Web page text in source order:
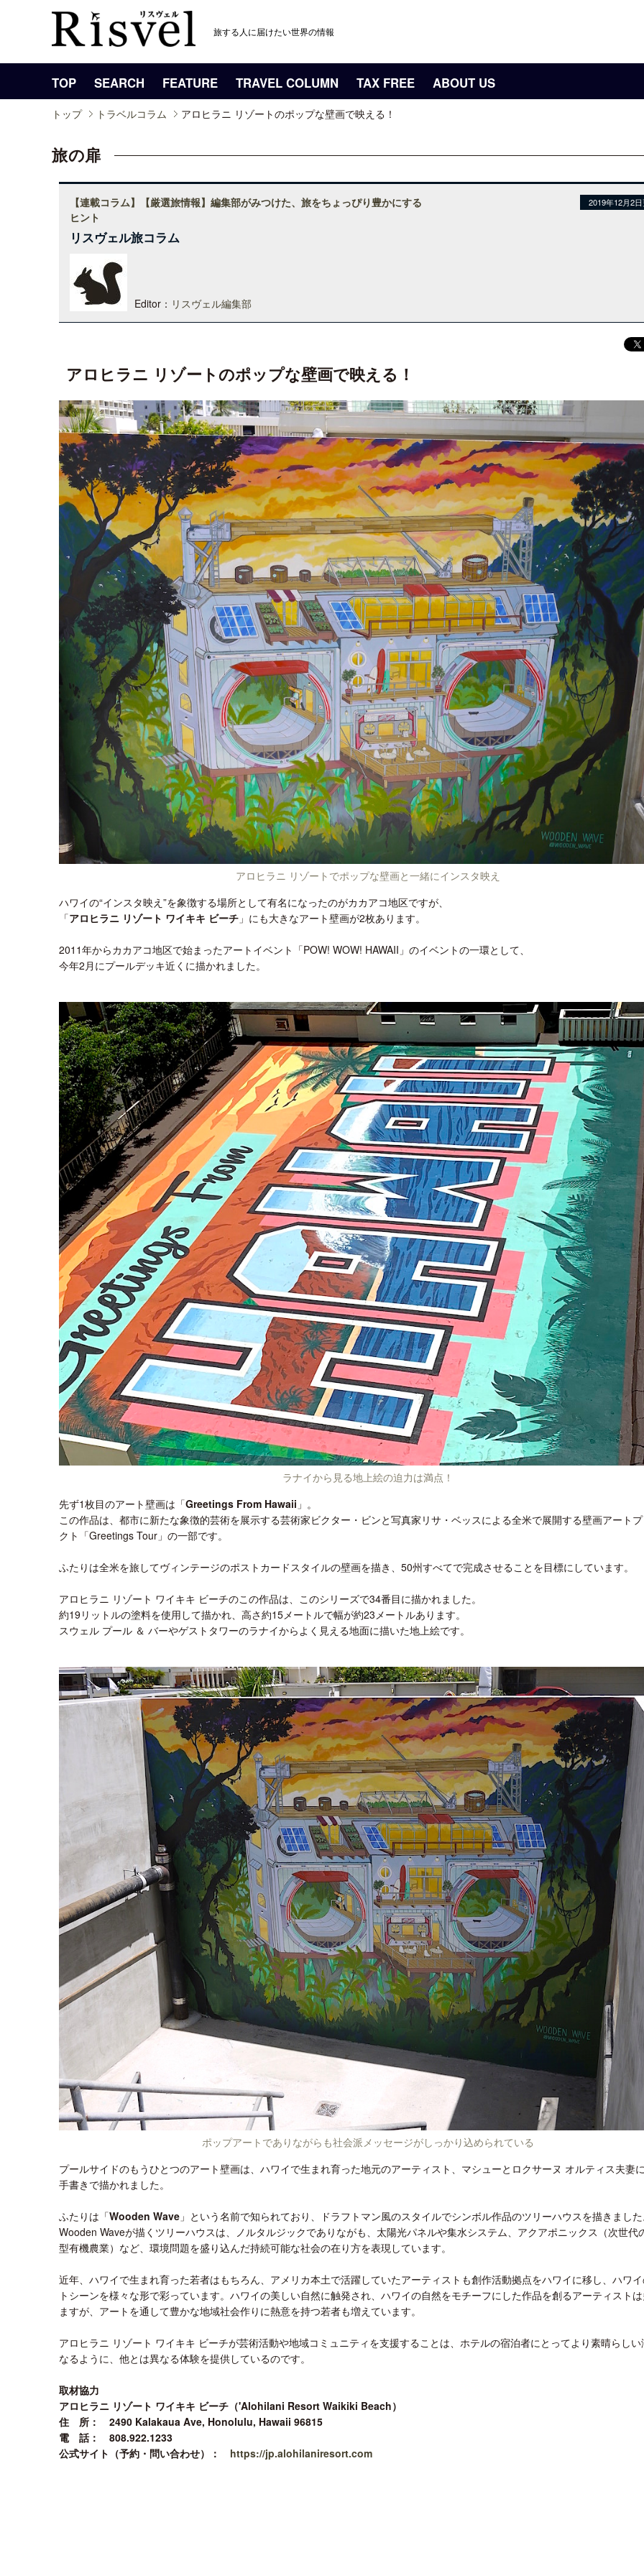
旅する人に届けたい世界の情報
TOP SEARCH FEATURE TRAVEL COLUMN TAX FREE ABOUT US
トップ トラベルコラム アロヒラニ リゾートのポップな壁画で映える！
旅の扉
【連載コラム】【厳選旅情報】編集部がみつけた、旅をちょっぴり豊かにする
ヒント
2019年12月2
リスヴェル旅コラム
Editor： リスヴェル編集部
アロヒラニ リゾートのポップな壁画で映える！
アロヒラニ リゾートでポップな壁画と一緒にインスタ映え
ハワイの“インスタ映え”を象徴する場所として有名になったのがカカアコ地区ですが、
「アロヒラニ リゾート ワイキキ ビーチ 」にも大きなアート壁画が2枚あります。
2011年からカカアコ地区で始まったアートイベント「POW! WOW! HAWAII」のイベントの一環として、
今年2月にプールデッキ近くに描かれました。
ラナイから見る地上絵の迫力は満点！
先ず1枚目のアート壁画は「Greetings From Hawaii 」。
この作品は、都市に新たな象徴的芸術を展示する芸術家ビクター・ビンと写真家リサ・ベッスによる全米で展開する壁画アート
クト「Greetings Tour」の一部です。
ふたりは全米を旅してヴィンテージのポストカードスタイルの壁画を描き、50州すべてで完成させることを目標にしています。
アロヒラニ リゾート ワイキキ ビーチのこの作品は、このシリーズで34番目に描かれました。
約19リットルの塗料を使用して描かれ、高さ約15メートルで幅が約23メートルあります。
スウェル プール ＆ バーやゲストタワーのラナイからよく見える地面に描いた地上絵です。
ポップアートでありながらも社会派メッセージがしっかり込められている
プールサイドのもうひとつのアート壁画は、ハワイで生まれ育った地元のアーティスト、マシューとロクサーヌ オルティス夫妻
手書きで描かれました。
ふたりは「Wooden Wave 」という名前で知られており、ドラフトマン風のスタイルでシンボル作品のツリーハウスを描きまし
Wooden Waveが描くツリーハウスは、ノルタルジックでありながも、太陽光パネルや集水システム、アクアポニックス（次世代
型有機農業）など、環境問題を盛り込んだ持続可能な社会の在り方を表現しています。
近年、ハワイで生まれ育った若者はもちろん、アメリカ本土で活躍していたアーティストも創作活動拠点をハワイに移し、ハワ
トシーンを様々な形で彩っています。ハワイの美しい自然に触発され、ハワイの自然をモチーフにした作品を創るアーティスト
ますが、アートを通して豊かな地域社会作りに熱意を持つ若者も増えています。
アロヒラニ リゾート ワイキキ ビーチが芸術活動や地域コミュニティを支援することは、ホテルの宿泊者にとってより素晴らし
なるように、他とは異なる体験を提供しているのです。
取材協力
アロヒラニ リゾート ワイキキ ビーチ（'Alohilani Resort Waikiki Beach）
住 所： 2490 Kalakaua Ave, Honolulu, Hawaii 96815
電 話： 808.922.1233
公式サイト（予約・問い合わせ）： https://jp.alohilaniresort.com
ロサンゼルス観光局、ウォルト・ディ
ズニーゆかりのスポット10選を紹介
クアロア・ランチ、新予約
入のお知らせ